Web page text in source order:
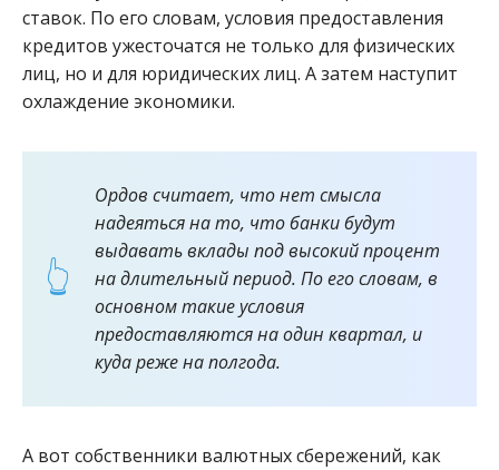
ставок. По его словам, условия предоставления
кредитов ужесточатся не только для физических
лиц, но и для юридических лиц. А затем наступит
охлаждение экономики.
Ордов считает, что нет смысла
надеяться на то, что банки будут
выдавать вклады под высокий процент
на длительный период. По его словам, в
основном такие условия
предоставляются на один квартал, и
куда реже на полгода.
А вот собственники валютных сбережений, как